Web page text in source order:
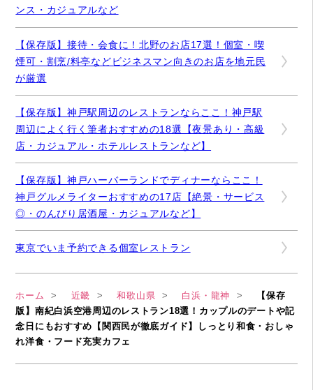
ンス・カジュアルなど
【保存版】接待・会食に！北野のお店17選！個室・喫
煙可・割烹/料亭などビジネスマン向きのお店を地元民
が厳選
【保存版】神戸駅周辺のレストランならここ！神戸駅
周辺によく行く筆者おすすめの18選【夜景あり・高級
店・カジュアル・ホテルレストランなど】
【保存版】神戸ハーバーランドでディナーならここ！
神戸グルメライターおすすめの17店【絶景・サービス
◎・のんびり居酒屋・カジュアルなど】
東京でいま予約できる個室レストラン
ホーム 近畿 和歌山県 白浜・龍神
【保存
版】南紀白浜空港周辺のレストラン18選！カップルのデートや記
念日にもおすすめ【関西民が徹底ガイド】しっとり和食・おしゃ
れ洋食・フード充実カフェ